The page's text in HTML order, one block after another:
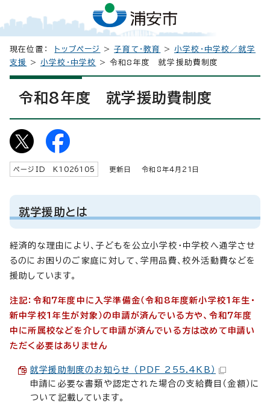
現在位置： トップページ >子育て・教育 >小学校・中学校／就学
支援
>小学校・中学校 > 令和8年度 就学援助費制度
令和8年度 就学援助費制度
ページID K 1026105 更新日 令和8年4月 21 日
就学援助とは
経済的な理由により、子どもを公立小学校・中学校へ通学させ
るのにお困りのご家庭に対して、学用品費、校外活動費などを
援助しています。
注記：令和7年度中に入学準備金（令和8年度新小学校1年生・
新中学校1年生が対象）の申請が済んでいる方や、令和7年度
中に所属校などを介して申請が済んでいる方は改めて申請い
ただく必要はありません
就学援助制度のお知らせ （PDF 255.4KB）
申請に必要な書類や認定された場合の支給費目（金額）に
ついて記載しています。